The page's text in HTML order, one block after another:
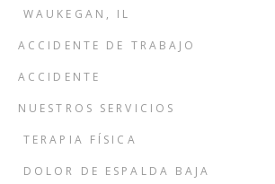
WAUKEGAN, IL
ACCIDENTE DE TRABAJO
ACCIDENTE
NUESTROS SERVICIOS
TERAPIA FÍSICA
DOLOR DE ESPALDA BAJA